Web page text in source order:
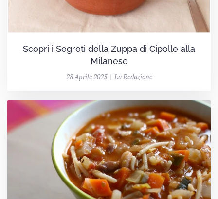
Scopri i Segreti della Zuppa di Cipolle alla
Milanese
28 Aprile 2025 | La Redazione